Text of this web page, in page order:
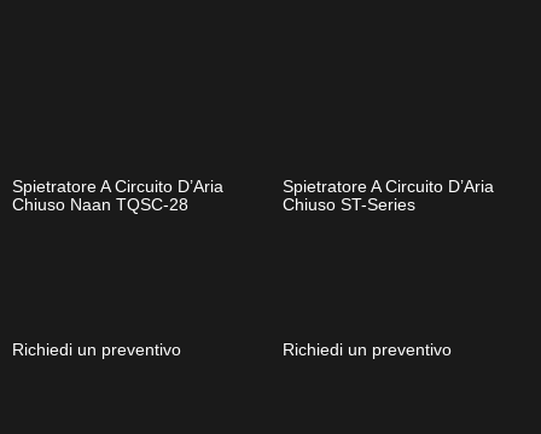
Spietratore A Circuito D’Aria
Chiuso Naan TQSC-28
Richiedi un preventivo
Spietratore A Circuito D’Aria
Chiuso ST-Series
Richiedi un preventivo